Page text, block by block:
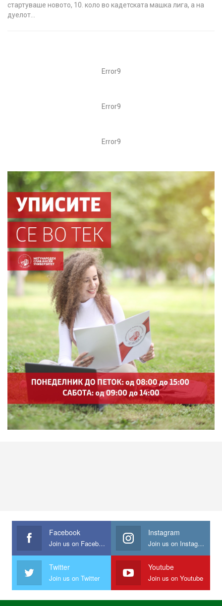
стартуваше новото, 10. коло во кадетската машка лига, а на
дуелот…
Error9
Error9
Error9
Facebook
Join us on Facebook
Instagram
Join us on Instagram
Twitter
Join us on Twitter
Youtube
Join us on Youtube